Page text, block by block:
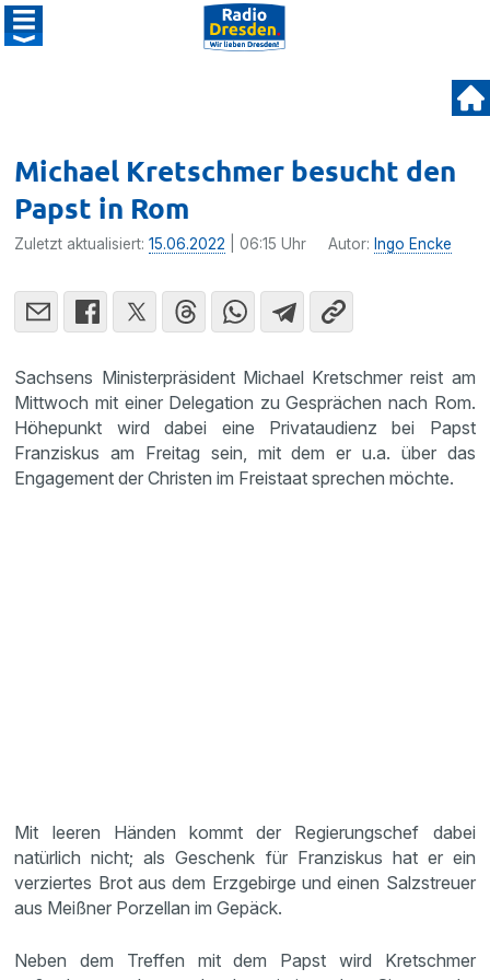
Michael Kretschmer besucht den
Papst in Rom
Zuletzt aktualisiert:15.06.2022 | 06:15 Uhr Autor: Ingo Encke
Sachsens Ministerpräsident Michael Kretschmer reist am
Mittwoch mit einer Delegation zu Gesprächen nach Rom.
Höhepunkt wird dabei eine Privataudienz bei Papst
Franziskus am Freitag sein, mit dem er u.a. über das
Engagement der Christen im Freistaat sprechen möchte.
Mit leeren Händen kommt der Regierungschef dabei
natürlich nicht; als Geschenk für Franziskus hat er ein
verziertes Brot aus dem Erzgebirge und einen Salzstreuer
aus Meißner Porzellan im Gepäck.
Neben dem Treffen mit dem Papst wird Kretschmer